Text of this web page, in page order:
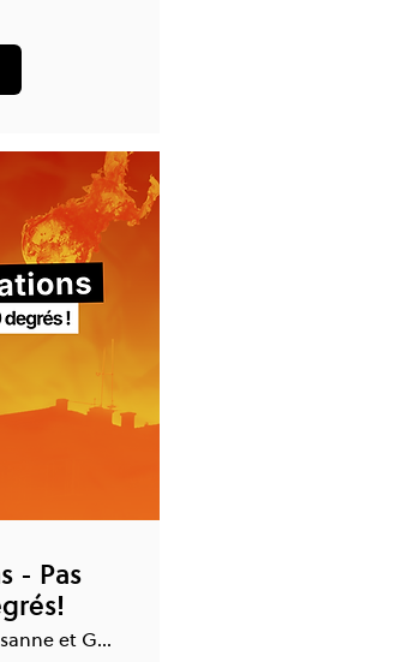
- Pas
Lausanne et Genève